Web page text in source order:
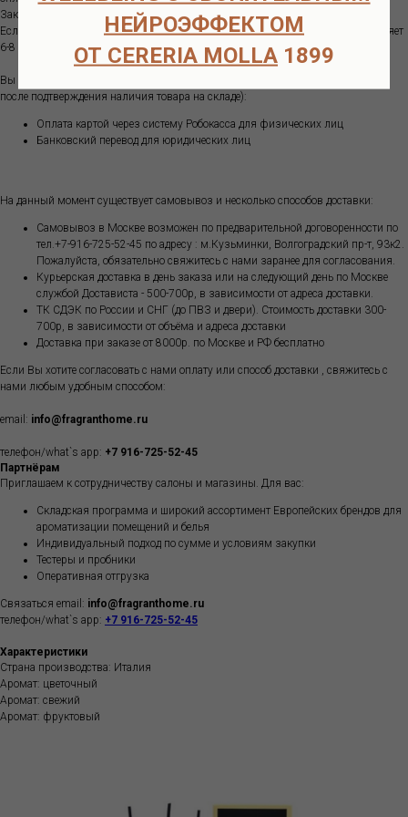
НЕЙРОЭФФЕКТОМ
ОТ CERERIA MOLLA 1899
Заказ отправляем в день или на следующий день после оплаты.
Если товара нет в наличии на нашем складе в Москве, срок поставки составляет
6-8 недель.
Вы можете оплатить ваш заказ одним из способов (оплата возможна только
после подтверждения наличия товара на складе):
Оплата картой через систему Робокасса для физических лиц
Банковский перевод для юридических лиц
На данный момент существует самовывоз и несколько способов доставки:
Самовывоз в Москве возможен по предварительной договоренности по
тел.+7-916-725-52-45 по адресу : м.Кузьминки, Волгоградский пр-т, 93к2.
Пожалуйста, обязательно свяжитесь с нами заранее для согласования.
Курьерская доставка в день заказа или на следующий день по Москве
службой Достависта - 500-700р, в зависимости от адреса доставки.
ТК СДЭК по России и СНГ (до ПВЗ и двери). Стоимость доставки 300-
700р, в зависимости от объёма и адреса доставки
Доставка при заказе от 8000р. по Москве и РФ бесплатно
Если Вы хотите согласовать с нами оплату или способ доставки , свяжитесь с
нами любым удобным способом:
email: info@fragranthome.ru
телефон/what`s app: +7 916-725-52-45
Партнёрам
Приглашаем к сотрудничеству салоны и магазины. Для вас:
Складская программа и широкий ассортимент Европейских брендов для
ароматизации помещений и белья
Индивидуальный подход по сумме и условиям закупки
Тестеры и пробники
Оперативная отгрузка
Связаться email: info@fragranthome.ru
телефон/what`s app: +7 916-725-52-45
Характеристики
Страна производства: Италия
Аромат: цветочный
Аромат: свежий
Аромат: фруктовый